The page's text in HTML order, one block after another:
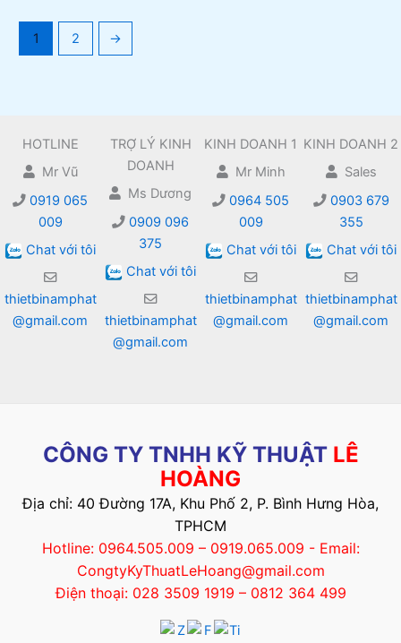
1 2 →
HOTLINE
Mr Vũ
0919 065
009
Chat với tôi
thietbinamphat
@gmail.com
TRỢ LÝ KINH
DOANH
Ms Dương
0909 096
375
Chat với tôi
thietbinamphat
@gmail.com
KINH DOANH 1
Mr Minh
0964 505
009
Chat với tôi
thietbinamphat
@gmail.com
KINH DOANH 2
Sales
0903 679
355
Chat với tôi
thietbinamphat
@gmail.com
CÔNG TY TNHH KỸ THUẬT LÊ
HOÀNG
Địa chỉ: 40 Đường 17A, Khu Phố 2, P. Bình Hưng Hòa,
TPHCM
Hotline: 0964.505.009 – 0919.065.009 - Email:
CongtyKyThuatLeHoang@gmail.com
Điện thoại: 028 3509 1919 – 0812 364 499